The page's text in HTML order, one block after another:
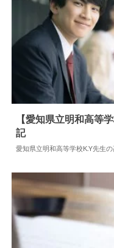
高校合格体験記
【愛知県立明和高等
記
愛知県立明和高等学校K.Y先生